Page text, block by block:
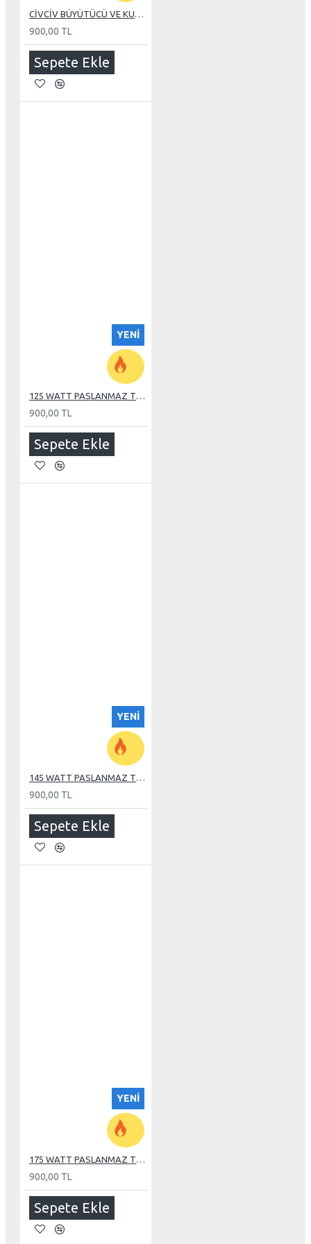
900,00 TL
Sepete Ekle
YENI
900,00 TL
Sepete Ekle
YENI
900,00 TL
Sepete Ekle
YENI
900,00 TL
Sepete Ekle